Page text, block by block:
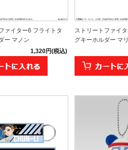
ァイター6 フライトタ
ー マノン
1,320円(税込)
ストリートファイ
グキーホルダー マ